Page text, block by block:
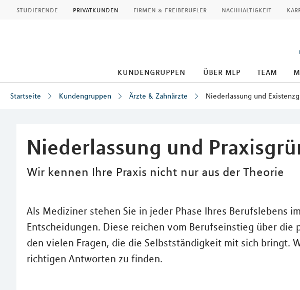
studierende privatkunden firmen & freiberufler nachhaltigkeit
kundengruppen über mlp team
Startseite Kundengruppen Ärzte & Zahnärzte Niederlassung und
Niederlassung und
Wir kennen Ihre Praxis nicht nur aus der Theorie
Als Mediziner stehen Sie in jeder Phase Ihres Berufslebens
Entscheidungen. Diese reichen vom Berufseinstieg über die
den vielen Fragen, die die Selbstständigkeit mit sich bringt.
richtigen Antworten zu finden.